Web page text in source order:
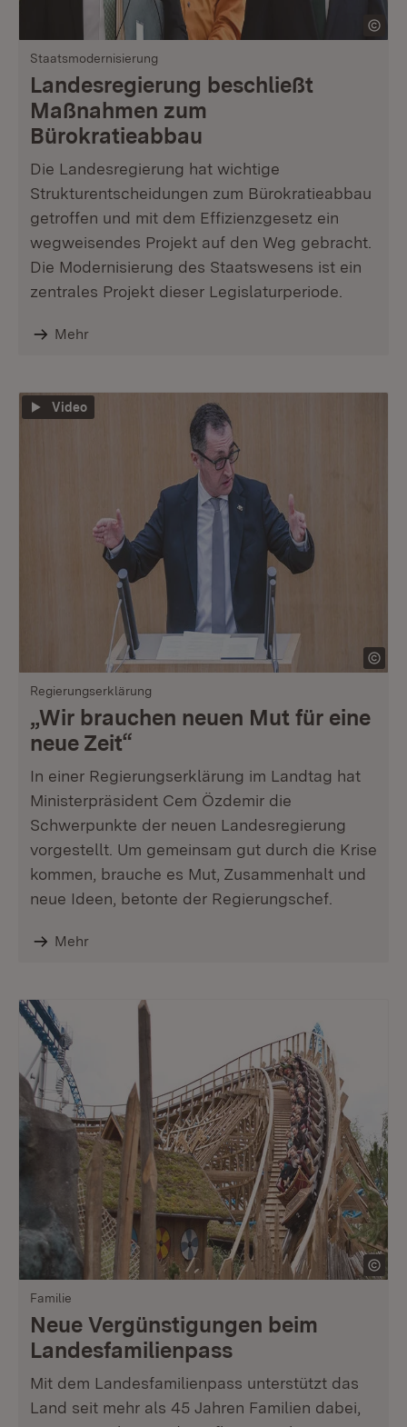
Staatsmodernisierung
Landesregierung beschließt
Maßnahmen zum
Bürokratieabbau
Die Landesregierung hat wichtige
Strukturentscheidungen zum Bürokratieabbau
getroffen und mit dem Effizienzgesetz ein
wegweisendes Projekt auf den Weg gebracht.
Die Modernisierung des Staatswesens ist ein
zentrales Projekt dieser Legislaturperiode.
Mehr
Video
Regierungserklärung
„Wir brauchen neuen Mut für eine
neue Zeit“
In einer Regierungserklärung im Landtag hat
Ministerpräsident Cem Özdemir die
Schwerpunkte der neuen Landesregierung
vorgestellt. Um gemeinsam gut durch die Krise
kommen, brauche es Mut, Zusammenhalt und
neue Ideen, betonte der Regierungschef.
Mehr
Familie
Neue Vergünstigungen beim
Landesfamilienpass
Mit dem Landesfamilienpass unterstützt das
Land seit mehr als 45 Jahren Familien dabei,